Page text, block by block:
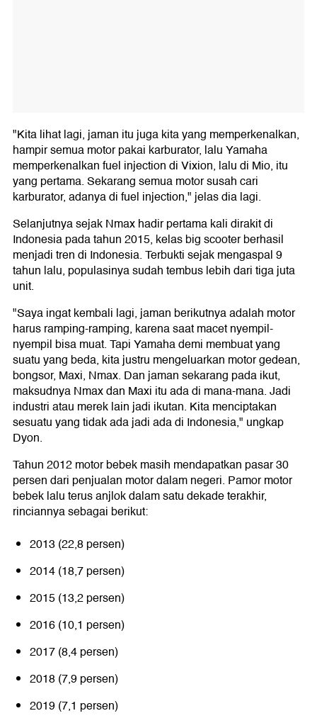
"Kita lihat lagi, jaman itu juga kita yang memperkenalkan,
hampir semua motor pakai karburator, lalu Yamaha
memperkenalkan fuel injection di Vixion, lalu di Mio, itu
yang pertama. Sekarang semua motor susah cari
karburator, adanya di fuel injection," jelas dia lagi.
Selanjutnya sejak Nmax hadir pertama kali dirakit di
Indonesia pada tahun 2015, kelas big scooter berhasil
menjadi tren di Indonesia. Terbukti sejak mengaspal 9
tahun lalu, populasinya sudah tembus lebih dari tiga juta
unit.
"Saya ingat kembali lagi, jaman berikutnya adalah motor
harus ramping-ramping, karena saat macet nyempil-
nyempil bisa muat. Tapi Yamaha demi membuat yang
suatu yang beda, kita justru mengeluarkan motor gedean,
bongsor, Maxi, Nmax. Dan jaman sekarang pada ikut,
maksudnya Nmax dan Maxi itu ada di mana-mana. Jadi
industri atau merek lain jadi ikutan. Kita menciptakan
sesuatu yang tidak ada jadi ada di Indonesia," ungkap
Dyon.
Tahun 2012 motor bebek masih mendapatkan pasar 30
persen dari penjualan motor dalam negeri. Pamor motor
bebek lalu terus anjlok dalam satu dekade terakhir,
rinciannya sebagai berikut:
2013 (22,8 persen)
2014 (18,7 persen)
2015 (13,2 persen)
2016 (10,1 persen)
2017 (8,4 persen)
2018 (7,9 persen)
2019 (7,1 persen)